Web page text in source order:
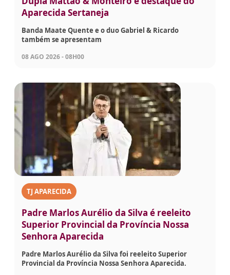
Aparecida Sertaneja
Banda Maate Quente e o duo Gabriel & Ricardo
também se apresentam
08 AGO 2026 - 08H00
TJ APARECIDA
Padre Marlos Aurélio da Silva é reeleito
Superior Provincial da Província Nossa
Senhora Aparecida
Padre Marlos Aurélio da Silva foi reeleito Superior
Provincial da Província Nossa Senhora Aparecida.